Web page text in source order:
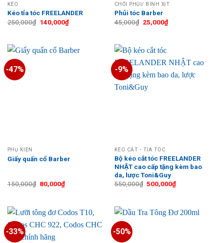
KÉO
Kéo tỉa tóc FREELANDER
250,000₫ Giá
140,000₫Giá
hiện
140,000₫.
CHỔI PHỦI/ BÌNH XỊT
Phủi tóc Barber
45,000₫ Giá
gốc
25,000₫Giá
hiện
-47%
PHỤ KIỆN
Giấy quấn cổ Barber
150,000₫ Giá
gốc
80,000₫Giá
hiện
80,000₫.
-9%
KÉO CẮT - TỈA TÓC
Bộ kéo cắt tóc FREELANDER
NHẬT cao cấp tặng kèm bao
da, lược Toni&Guy
550,000₫ Giá
500,000₫Giá
hiện
500,000₫.
-33% -50%